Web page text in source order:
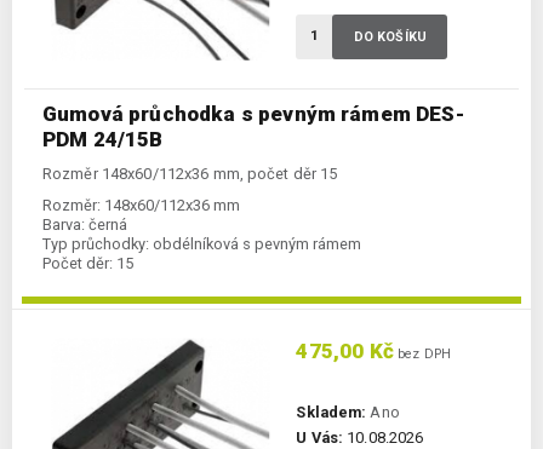
Gumová průchodka s pevným rámem DES-
PDM 24/15B
Rozměr 148x60/112x36 mm, počet děr 15
Rozměr: 148x60/112x36 mm
Barva: černá
Typ průchodky: obdélníková s pevným rámem
Počet děr: 15
DO KOŠÍKU
475,00 Kč bez DPH
Skladem: Ano
U Vás: 10.08.2026